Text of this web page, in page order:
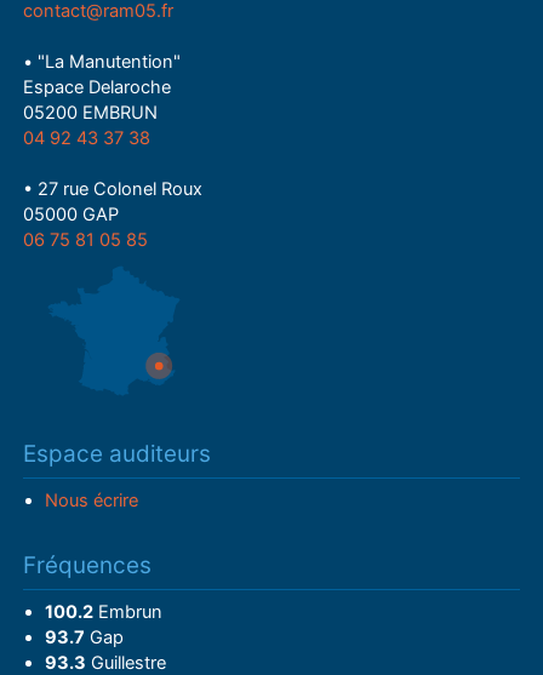
contact@ram05.fr
• "La Manutention"
Espace Delaroche
05200 EMBRUN
04 92 43 37 38
• 27 rue Colonel Roux
05000 GAP
06 75 81 05 85
Espace auditeurs
Nous écrire
Fréquences
100.2Embrun
93.7 Gap
93.3 Guillestre